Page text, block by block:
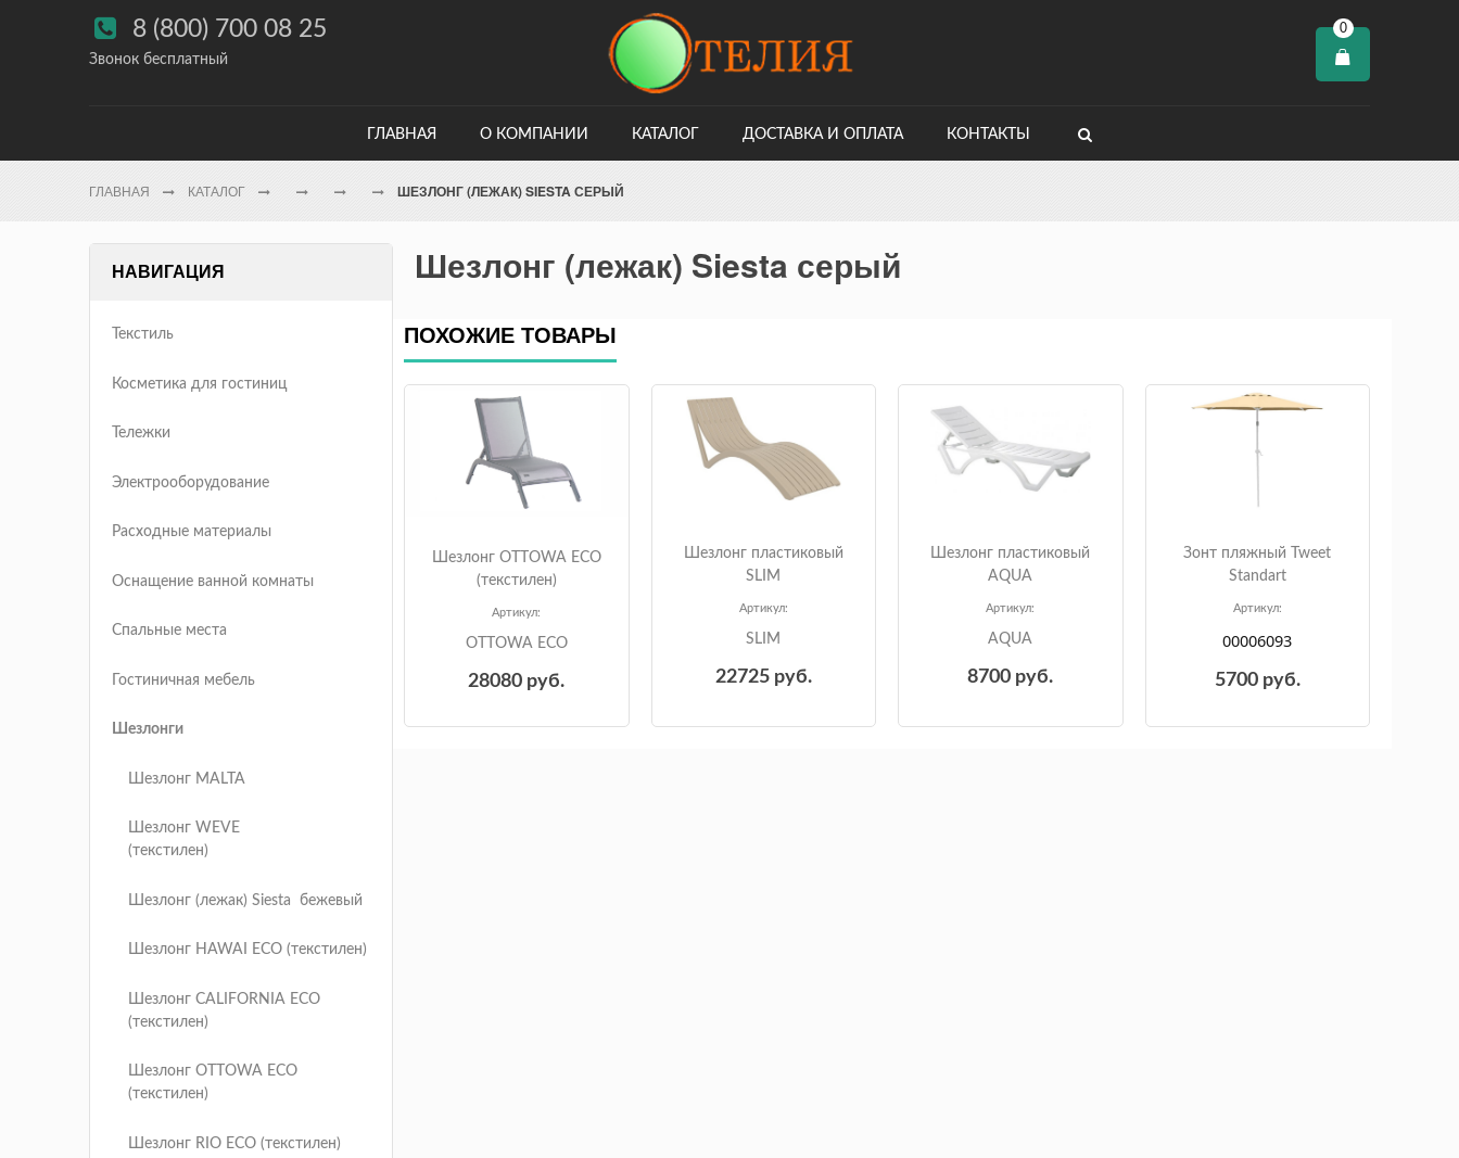
 8 (800) 700 08 25
Звонок бесплатный
0
ГЛАВНАЯ О КОМПАНИИ КАТАЛОГ ДОСТАВКА И ОПЛАТА КОНТАКТЫ
ГЛАВНАЯ КАТАЛОГ ШЕЗЛОНГ (ЛЕЖАК) SIESTA СЕРЫЙ
Шезлонг (лежак) Siesta серый
ПОХОЖИЕ ТОВАРЫ
Шезлонг OTTOWA ECO
(текстилен)
Артикул:
OTTOWA ECO
28080 руб.
Шезлонг пластиковый
SLIM
Артикул:
SLIM
22725руб.
Шезлонг пластиковый
AQUA
Артикул:
AQUA
8700 руб.
Зонт пляжный Tweet
Standart
Артикул:
00006093
5700руб.
НАВИГАЦИЯ
Текстиль
Косметика для гостиниц
Тележки
Электрооборудование
Расходные материалы
Оснащение ванной комнаты
Спальные места
Гостиничная мебель
Шезлонги
Шезлонг MALTA
Шезлонг WEVE
(текстилен)
Шезлонг (лежак) Siesta бежевый
Шезлонг HAWAI ECO (текстилен)
Шезлонг CALIFORNIA ECO
(текстилен)
Шезлонг OTTOWA ECO
(текстилен)
Шезлонг RIO ECO (текстилен)